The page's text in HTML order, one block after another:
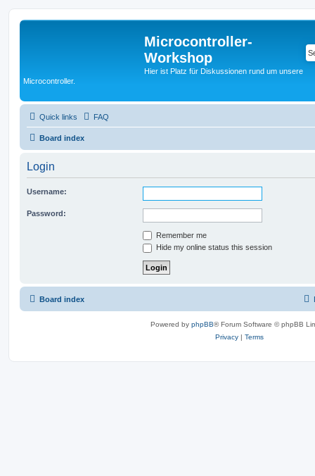
Microcontroller-
Workshop
Hier ist Platz für Diskussionen rund um unsere
Microcontroller.
Quick links FAQ
Board index
Login
Username:
Password:
Remember me
Hide my online status this session
Board index
Powered by phpBB® Forum Software © phpBB
Privacy | Terms